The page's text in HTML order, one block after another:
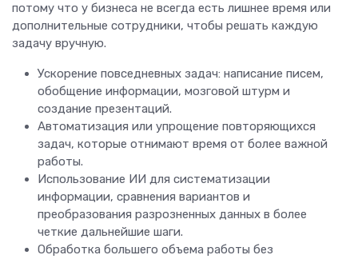
потому что у бизнеса не всегда есть лишнее время или
дополнительные сотрудники, чтобы решать каждую
задачу вручную.
Ускорение повседневных задач: написание писем,
обобщение информации, мозговой штурм и
создание презентаций.
Автоматизация или упрощение повторяющихся
задач, которые отнимают время от более важной
работы.
Использование ИИ для систематизации
информации, сравнения вариантов и
преобразования разрозненных данных в более
четкие дальнейшие шаги.
Обработка большего объема работы без